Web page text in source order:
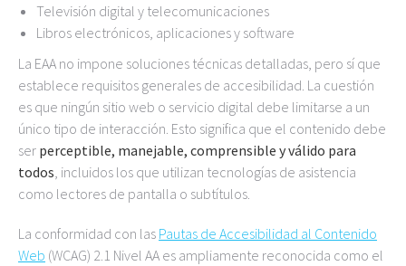
Televisión digital y telecomunicaciones
Libros electrónicos, aplicaciones y software
La EAA no impone soluciones técnicas detalladas, pero sí que
establece requisitos generales de accesibilidad. La cuestión
es que ningún sitio web o servicio digital debe limitarse a un
único tipo de interacción. Esto significa que el contenido debe
ser perceptible, manejable, comprensible y válido para
todos , incluidos los que utilizan tecnologías de asistencia
como lectores de pantalla o subtítulos.
La conformidad con las Pautas de Accesibilidad al Contenido
Web (WCAG) 2.1 Nivel AA es ampliamente reconocida como el